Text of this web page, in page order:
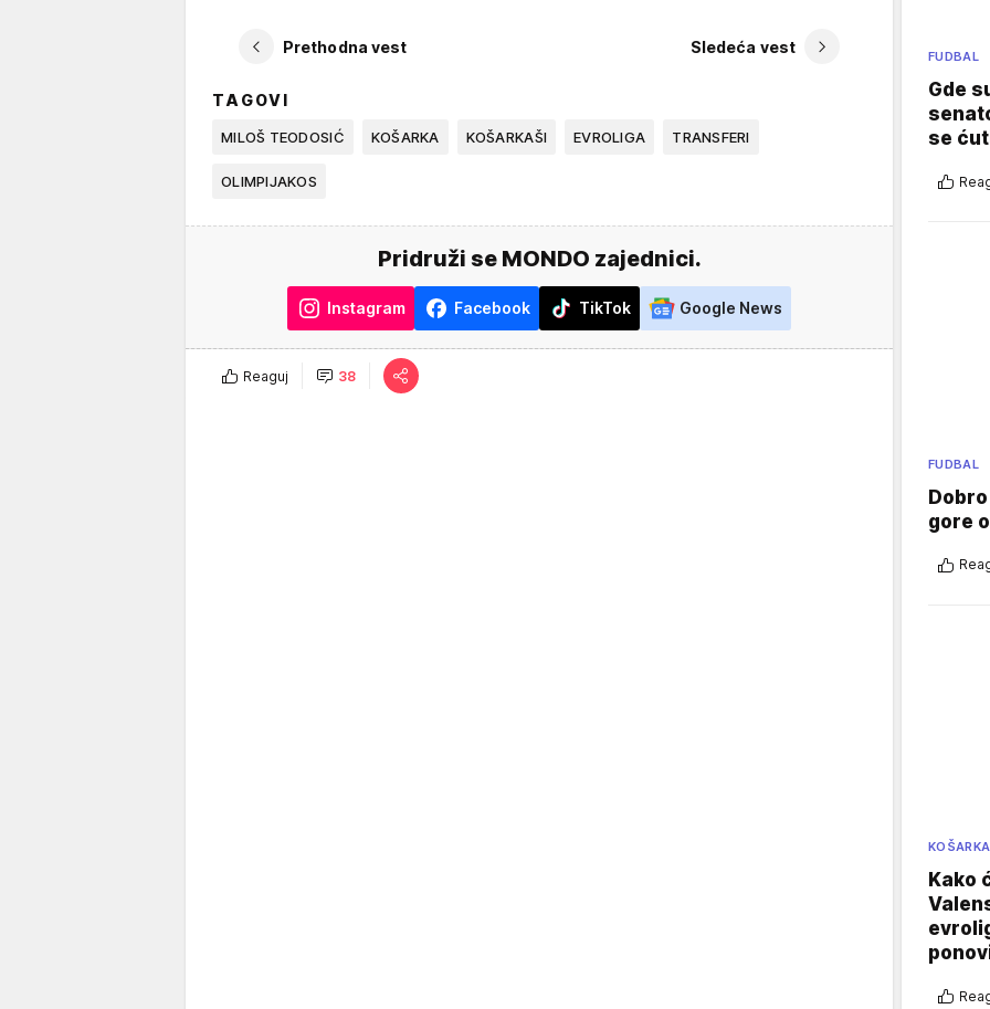
Prethodna vest Sledeća vest
TAGOVI
MILOŠ TEODOSIĆ KOŠARKA KOŠARKAŠI EVROLIGA TRANSFERI
OLIMPIJAKOS
Pridruži se MONDO zajednici.
Instagram Facebook TikTok Google News
Reaguj 38
FUDBAL
Gde
se
FUDBAL
gore
KOŠARKA
Kako